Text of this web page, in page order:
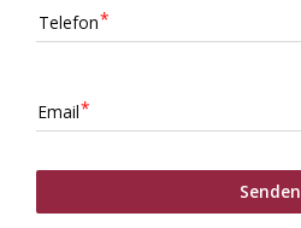
Telefon
Email
Senden